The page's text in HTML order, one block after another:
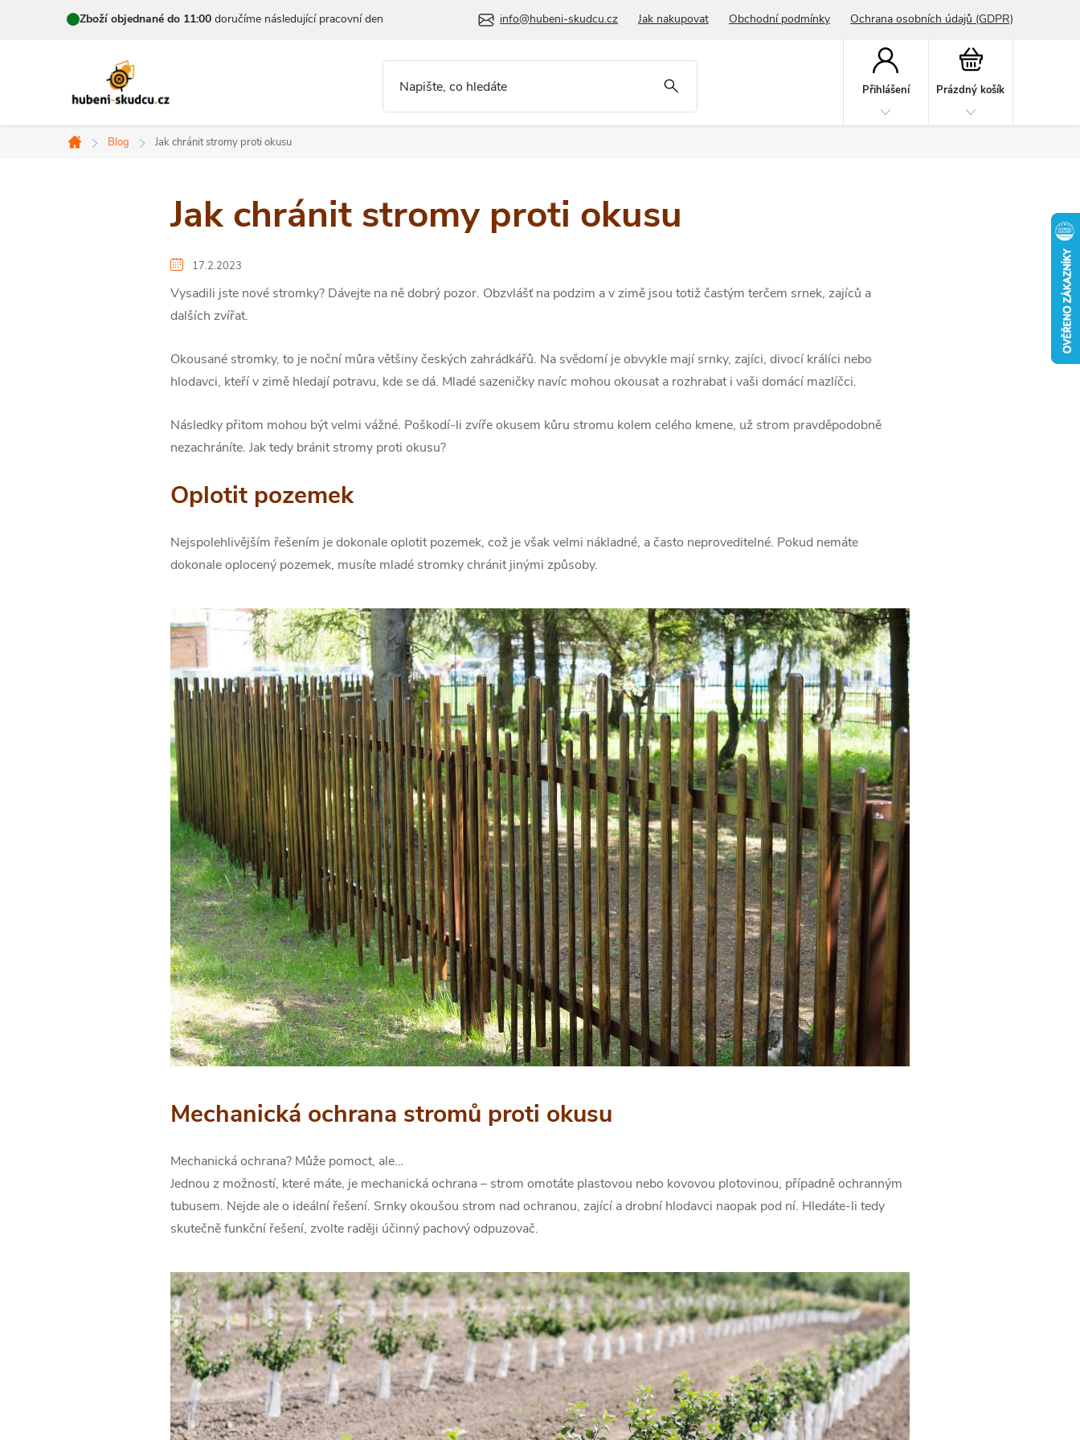
Zboží objednané do 11:00 doručíme následující pracovní den info@hubeni-skudcu.cz Jak nakupovat Obchodní podmínky Ochrana osobních údajů (GDPR)
Přihlášení
Nákupní
Prázdný košík
Domů
Blog Jak chránit stromy proti okusu
Jak chránit stromy proti okusu
17.2.2023
Vysadili jste nové stromky? Dávejte na ně dobrý pozor. Obzvlášť na podzim a v zimě jsou totiž častým terčem srnek, zajíců a
dalších zvířat.
Okousané stromky, to je noční můra většiny českých zahrádkářů. Na svědomí je obvykle mají srnky, zajíci, divocí králíci nebo
hlodavci, kteří v zimě hledají potravu, kde se dá. Mladé sazeničky navíc mohou okousat a rozhrabat i vaši domácí mazlíčci.
Následky přitom mohou být velmi vážné. Poškodí-li zvíře okusem kůru stromu kolem celého kmene, už strom pravděpodobně
nezachráníte. Jak tedy bránit stromy proti okusu?
Oplotit pozemek
Nejspolehlivějším řešením je dokonale oplotit pozemek, což je však velmi nákladné, a často neproveditelné. Pokud nemáte
dokonale oplocený pozemek, musíte mladé stromky chránit jinými způsoby.
Mechanická ochrana stromů proti okusu
Mechanická ochrana? Může pomoct, ale…
Jednou z možností, které máte, je mechanická ochrana – strom omotáte plastovou nebo kovovou plotovinou, případně ochranným
tubusem. Nejde ale o ideální řešení. Srnky okoušou strom nad ochranou, zající a drobní hlodavci naopak pod ní. Hledáte-li tedy
skutečně funkční řešení, zvolte raději účinný pachový odpuzovač.